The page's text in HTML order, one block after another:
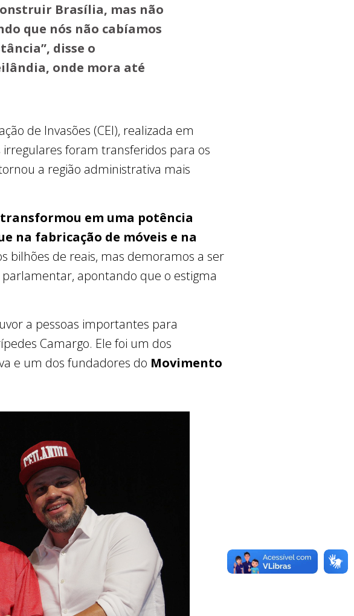
Brasília, mas não
que nós não cabíamos
disse o
onde mora até
de Invasões (CEI), realizada em
foram transferidos para os
a região administrativa mais
em uma potência
na fabricação de móveis e na
bilhões de reais, mas demoramos a ser
apontando que o estigma
a pessoas importantes para
Camargo. Ele foi um dos
e um dos fundadores do Movimento